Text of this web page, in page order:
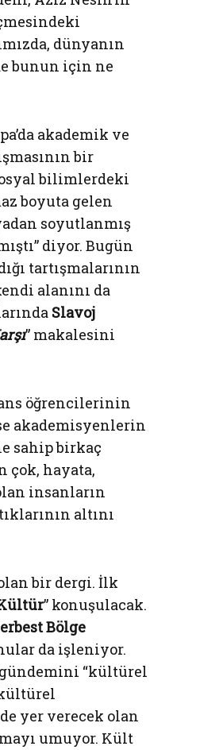
dünyanın
bunun için ne
akademik ve
bir
bilimlerdeki
boyuta gelen
soyutlanmış
diyor. Bugün
tartışmalarının
alanını da
Slavoj
” makalesini
öğrencilerinin
akademisyenlerin
sahip birkaç
çok, hayata,
insanların
altını
bir dergi. İlk
” konuşulacak.
Bölge
da işleniyor.
“kültürel
yer verecek olan
umuyor. Kült